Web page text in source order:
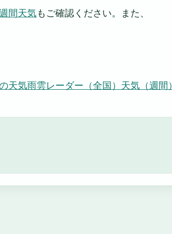
間天気もご確認ください。また、
天気雨雲レーダー（全国） 天気（週間）